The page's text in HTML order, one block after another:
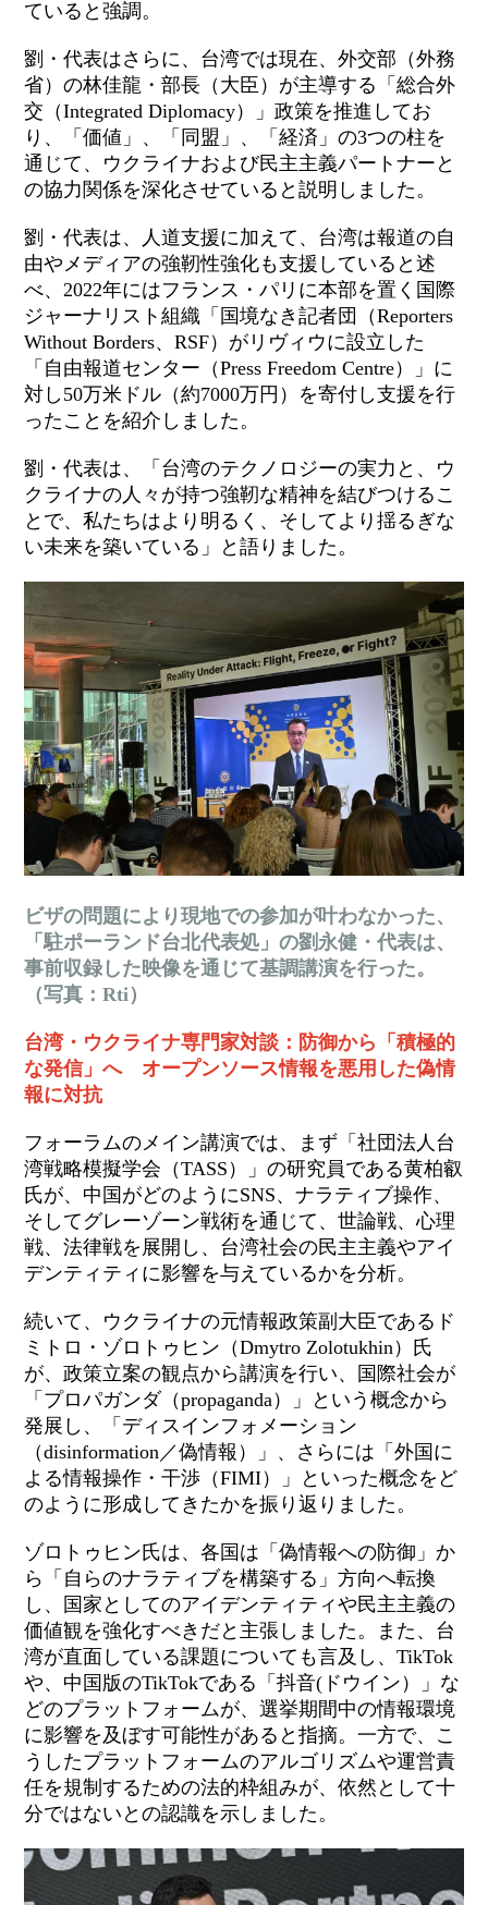
ていると強調。
劉・代表はさらに、台湾では現在、外交部（外務
省）の林佳龍・部長 （大臣） が主導する「総合外
交（Integrated Diplomacy）」政策を推進してお
り、「価値」、「同盟」、「経済」の3つの柱を
通じて、ウクライナおよび民主主義パートナーと
の協力関係を深化させていると説明しました。
劉・代表は、人道支援に加えて、台湾は報道の自
由やメディアの強靭性強化も支援していると述
べ、2022年にはフランス・パリに本部を置く国際
ジャーナリスト組織「国境なき記者団（Reporters
Without Borders、RSF） がリヴィウに設立した
「自由報道センター（Press Freedom Centre）」 に
対し50万米ドル（約7000万円）を寄付し支援を行
ったことを紹介しました。
劉・代表は、「台湾のテクノロジーの実力と、ウ
クライナの人々が持つ強靭な精神を結びつけるこ
とで、私たちはより明るく、そしてより揺るぎな
い未来を築いている」と語りました。
ビザの問題により現地での参加が叶わなかった、
「駐ポーランド台北代表処」の劉永健・代表は、
事前収録した映像を通じて基調講演を行った。
（写真：Rti）
台湾・ウクライナ専門家対談：防御から「積極的
な発信」へ オープンソース情報を悪用した偽情
報に対抗
フォーラムのメイン講演では、まず「社団法人台
湾戦略模擬学会（TASS）」の研究員である黄柏叡
氏が、中国がどのようにSNS、ナラティブ操作、
そしてグレーゾーン戦術を通じて、世論戦、心理
戦、法律戦を展開し、台湾社会の民主主義やアイ
デンティティに影響を与えているかを分析。
続いて、ウクライナの元情報政策副大臣であるド
ミトロ・ゾロトゥヒン（Dmytro Zolotukhin）氏
が、政策立案の観点から講演を行い、 国際社会が
「プロパガンダ（propaganda）」という概念から
発展し、「ディスインフォメーション
（disinformation／偽情報）」、さらには「外国に
よる情報操作・干渉（FIMI）」といった概念をど
のように形成してきたかを振り返りました。
ゾロトゥヒン氏は、各国は「偽情報への防御」か
ら「自らのナラティブを構築する」方向へ転換
し 、国家としてのアイデンティティや民主主義の
価値観を強化すべきだと主張 しました。また、台
湾が直面している課題についても言及し、TikTok
や、中国版のTikTokである「抖音(ドウイン）」な
どのプラットフォームが、選挙期間中の情報環境
に影響を及ぼす可能性があると指摘。一方で、こ
うしたプラットフォームのアルゴリズムや運営責
任を規制するための法的枠組みが、依然として十
分ではないとの認識を示しました。